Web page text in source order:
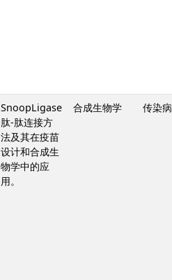
SnoopLigase
肽-肽连接方
法及其在疫苗
设计和合成生
物学中的应
用。
合成生物学 传染病